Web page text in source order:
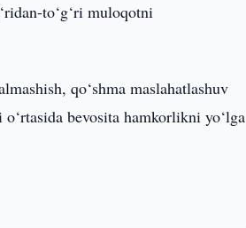
to‘g‘ri muloqotni
qo‘shma maslahatlashuv
bevosita hamkorlikni yo‘lga